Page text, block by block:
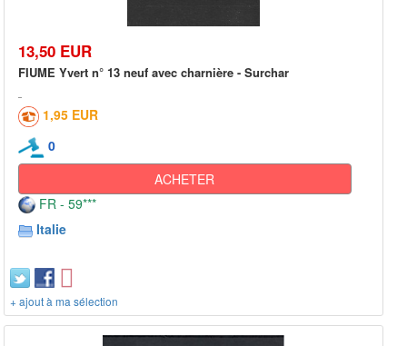
13,50 EUR
FIUME Yvert n° 13 neuf avec charnière - Surchar
1,95 EUR
0
ACHETER
FR - 59***
Italie
+ ajout à ma sélection